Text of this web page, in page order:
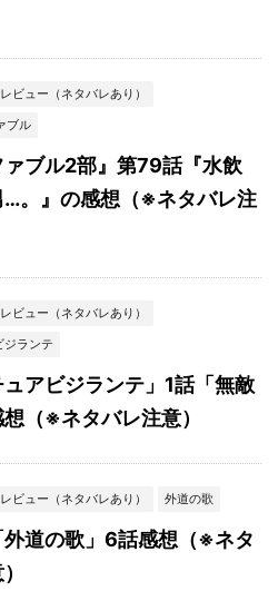
ビュー（ネタバレあり）
ブル
ァブル2部』第79話『水飲
…。』の感想（※ネタバレ注
ビュー（ネタバレあり）
ジランテ
ュアビジランテ」1話「無敵
（※ネタバレ注意）
ビュー（ネタバレあり） 外道の歌
外道の歌」6話感想（※ネタ